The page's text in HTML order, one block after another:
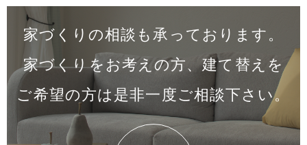
家づくりの相談も承っております。
家づくりをお考えの方、建て替えを
ご希望の方は是非一度ご相談下さい。